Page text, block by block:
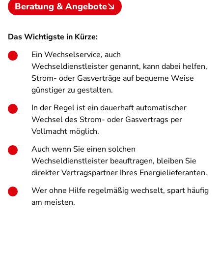
Beratung & Angebote
Das Wichtigste in Kürze:
Ein Wechselservice, auch
Wechseldienstleistergenannt, kann dabei helfen,
Strom- oder Gasverträge auf bequeme Weise
günstiger zu gestalten.
In der Regel ist ein dauerhaft automatischer
Wechsel des Strom- oder Gasvertrags per
Vollmacht möglich.
Auch wenn Sie einen solchen
Wechseldienstleister beauftragen, bleiben Sie
direkter Vertragspartner Ihres Energielieferanten.
Wer ohne Hilfe regelmäßig wechselt, spart häufig
am meisten.